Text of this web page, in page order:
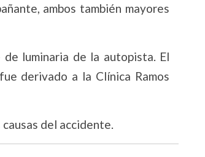
ambos también mayores
luminaria de la autopista. El
derivado a la Clínica Ramos
del accidente.